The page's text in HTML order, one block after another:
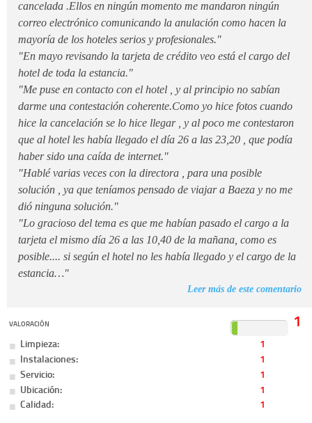
cancelada .Ellos en ningún momento me mandaron ningún
correo electrónico comunicando la anulación como hacen la
mayoría de los hoteles serios y profesionales."
"En mayo revisando la tarjeta de crédito veo está el cargo del
hotel de toda la estancia."
"Me puse en contacto con el hotel , y al principio no sabían
darme una contestación coherente.Como yo hice fotos cuando
hice la cancelación se lo hice llegar , y al poco me contestaron
que al hotel les había llegado el día 26 a las 23,20 , que podía
haber sido una caída de internet."
"Hablé varias veces con la directora , para una posible
solución , ya que teníamos pensado de viajar a Baeza y no me
dió ninguna solución."
"Lo gracioso del tema es que me habían pasado el cargo a la
tarjeta el mismo día 26 a las 10,40 de la mañana, como es
posible.... si según el hotel no les había llegado y el cargo de la
estancia…"
Leer más de este comentario
VALORACIÓN 1
Limpieza:
1
Instalaciones:
1
Servicio:
1
Ubicación:
1
Calidad:
1